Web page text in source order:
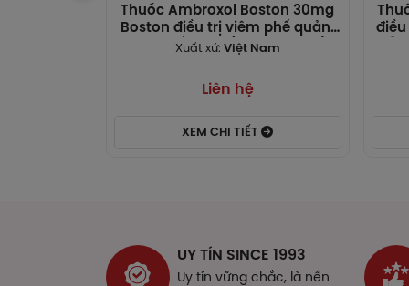
Trẻ
Để
Lưu
Thuốc Ambroxol Boston 30mg
Boston điều trị viêm phế quản,
hen phế quản (3 vỉ x 10 viên)
Xuất xứ: Việt Nam
Liên hệ
XEM CHI TIẾT
UY TÍN SINCE 1993
Uy tín vững chắc, là nền